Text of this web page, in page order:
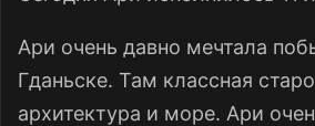
Ари очень давно мечтала
Гданьске. Там классная
архитектура и море. Ари